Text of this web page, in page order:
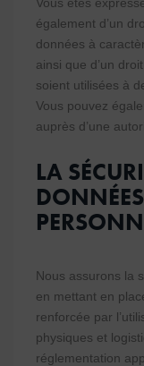
également d’un
données à
ainsi que d’un
soient utilisées à
Vous pouvez
auprès d’une
LA
DONNÉES
Nous assurons la
en mettant en
renforcée par
physiques et
réglementation